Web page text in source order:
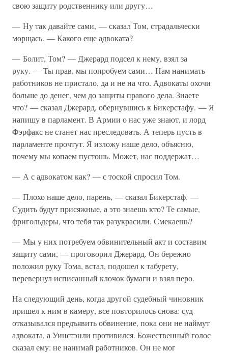
свою защиту родственнику или другу…
— Ну так давайте сами, — сказал Том, страдальчески
морщась. — Какого еще адвоката?
— Болит, Том? — Джерард подсел к нему, взял за
руку. — Ты прав, мы попробуем сами… Нам нанимать
работников не пристало, да и не на что. Адвокаты охочи
больше до денег, чем до защиты правого дела. Знаете
что? — сказал Джерард, обернувшись к Бикерстафу. — Я
напишу в парламент. В Армии о нас уже знают, и лорд
Фэрфакс не станет нас преследовать. А теперь пусть в
парламенте прочтут. Я изложу наше дело, объясню,
почему мы копаем пустошь. Может, нас поддержат…
— А с адвокатом как? — с тоской спросил Том.
— Плохо наше дело, парень, — сказал Бикерстаф. —
Судить будут присяжные, а это знаешь кто? Те самые,
фригольдеры, что тебя так разукрасили. Смекаешь?
— Мы у них потребуем обвинительный акт и составим
защиту сами, — проговорил Джерард. Он бережно
положил руку Тома, встал, подошел к табурету,
перевернул исписанный клочок бумаги и взял перо.
На следующий день, когда другой судебный чиновник
пришел к ним в камеру, все повторилось снова: суд
отказывался предъявить обвинение, пока они не наймут
адвоката, а Уинстэнли противился. Божественный голос
сказал ему: не нанимай работников. Он не мог